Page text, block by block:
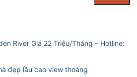
River Giá 22 Triệu/Tháng – Hotline:
đẹp lầu cao view thoáng